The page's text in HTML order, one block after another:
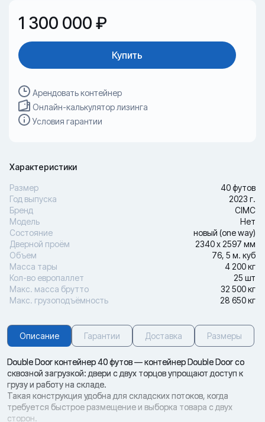
1 300 000 ₽
Купить
Арендовать контейнер
Онлайн-калькулятор лизинга
Условия гарантии
Характеристики
Размер
40 футов
Год выпуска
2023 г.
Бренд
CIMC
Модель
Нет
Состояние
новый (one way)
Дверной проём
2340 х 2597 мм
Объем
76, 5 м. куб
Масса тары
4 200 кг
Кол-во европаллет
25 шт
Макс. масса брутто
32 500 кг
Макс. грузоподъёмность
28 650 кг
Описание Гарантии Доставка Размеры
Double Door контейнер 40 футов — контейнер Double Door со
сквозной загрузкой: двери с двух торцов упрощают доступ к
грузу и работу на складе.
Такая конструкция удобна для складских потоков, когда
требуется быстрое размещение и выборка товара с двух
сторон.